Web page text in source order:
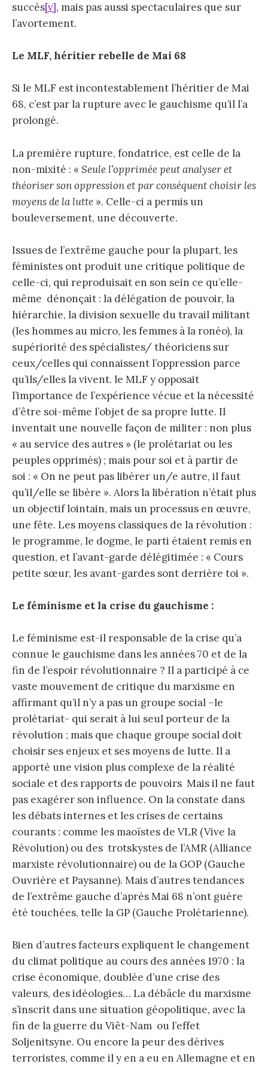
succès[v], mais pas aussi spectaculaires que sur
l’avortement.
Le MLF, héritier rebelle de Mai 68
Si le MLF est incontestablement l’héritier de Mai
68, c’est par la rupture avec le gauchisme qu’il l’a
prolongé.
La première rupture, fondatrice, est celle de la
non-mixité : « Seule l’opprimée peut analyser et
théoriser son oppression et par conséquent choisir les
moyens de la lutte ». Celle-ci a permis un
bouleversement, une découverte.
Issues de l’extrême gauche pour la plupart, les
féministes ont produit une critique politique de
celle-ci, qui reproduisait en son sein ce qu’elle-
même dénonçait : la délégation de pouvoir, la
hiérarchie, la division sexuelle du travail militant
(les hommes au micro, les femmes à la ronéo), la
supériorité des spécialistes/ théoriciens sur
ceux/celles qui connaissent l’oppression parce
qu’ils/elles la vivent. le MLF y opposait
l’importance de l’expérience vécue et la nécessité
d’être soi-même l’objet de sa propre lutte. Il
inventait une nouvelle façon de militer : non plus
« au service des autres » (le prolétariat ou les
peuples opprimés) ; mais pour soi et à partir de
soi : « On ne peut pas libérer un/e autre, il faut
qu’il/elle se libère ». Alors la libération n’était plus
un objectif lointain, mais un processus en œuvre,
une fête. Les moyens classiques de la révolution :
le programme, le dogme, le parti étaient remis en
question, et l’avant-garde délégitimée : « Cours
petite sœur, les avant-gardes sont derrière toi ».
Le féminisme et la crise du gauchisme :
Le féminisme est-il responsable de la crise qu’a
connue le gauchisme dans les années 70 et de la
fin de l’espoir révolutionnaire ? Il a participé à ce
vaste mouvement de critique du marxisme en
affirmant qu’il n’y a pas un groupe social –le
prolétariat- qui serait à lui seul porteur de la
révolution ; mais que chaque groupe social doit
choisir ses enjeux et ses moyens de lutte. Il a
apporté une vision plus complexe de la réalité
sociale et des rapports de pouvoirs Mais il ne faut
pas exagérer son influence. On la constate dans
les débats internes et les crises de certains
courants : comme les maoïstes de VLR (Vive la
Révolution) ou des trotskystes de l’AMR (Alliance
marxiste révolutionnaire) ou de la GOP (Gauche
Ouvrière et Paysanne). Mais d’autres tendances
de l’extrême gauche d’après Mai 68 n’ont guère
été touchées, telle la GP (Gauche Prolétarienne).
Bien d’autres facteurs expliquent le changement
du climat politique au cours des années 1970 : la
crise économique, doublée d’une crise des
valeurs, des idéologies… La débâcle du marxisme
s’inscrit dans une situation géopolitique, avec la
fin de la guerre du Viêt-Nam ou l’effet
Soljenitsyne. Ou encore la peur des dérives
terroristes, comme il y en a eu en Allemagne et en